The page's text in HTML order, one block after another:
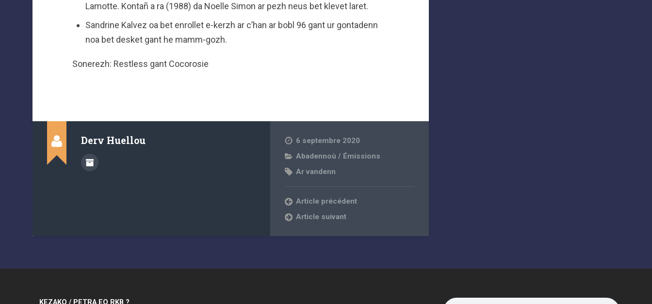
Lamotte. Kontañ a ra (1988) da Noelle Simon ar pezh neus bet klevet laret.
Sandrine Kalvez oa bet enrollet e-kerzh ar c’han ar bobl 96 gant ur gontadenn
noa bet desket gant he mamm-gozh.
Sonerezh: Restless gant Cocorosie
Derv Huellou
6 septembre 2020
Abadennoù / Émissions
Ar vandenn
Article précédent
Article suivant
KEZAKO / PETRA EO RKB ?